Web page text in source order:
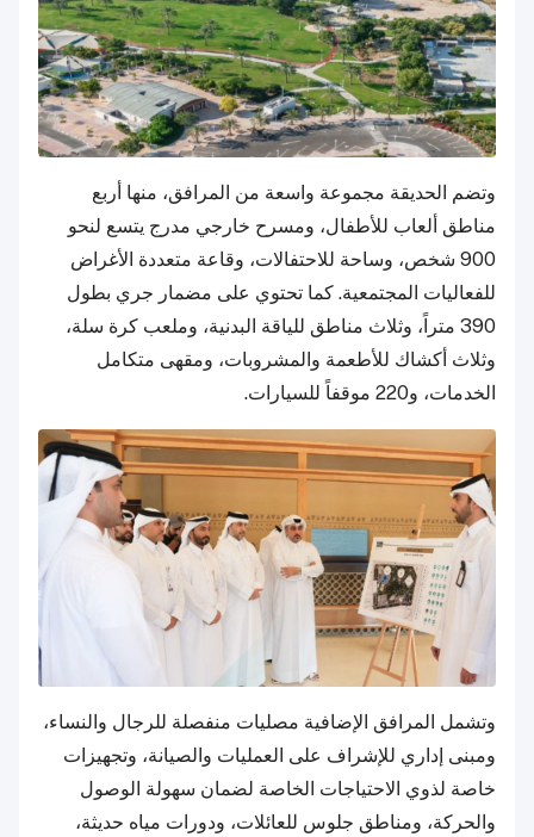
وتضم الحديقة مجموعة واسعة من المرافق، منها أربع
مناطق ألعاب للأطفال، ومسرح خارجي مدرج يتسع لنحو
900 شخص، وساحة للاحتفالات، وقاعة متعددة الأغراض
للفعاليات المجتمعية. كما تحتوي على مضمار جري بطول
390 متراً، وثلاث مناطق للياقة البدنية، وملعب كرة سلة،
وثلاث أكشاك للأطعمة والمشروبات، ومقهى متكامل
الخدمات، و220 موقفاً للسيارات.
وتشمل المرافق الإضافية مصليات منفصلة للرجال والنساء،
ومبنى إداري للإشراف على العمليات والصيانة، وتجهيزات
خاصة لذوي الاحتياجات الخاصة لضمان سهولة الوصول
والحركة، ومناطق جلوس للعائلات، ودورات مياه حديثة،